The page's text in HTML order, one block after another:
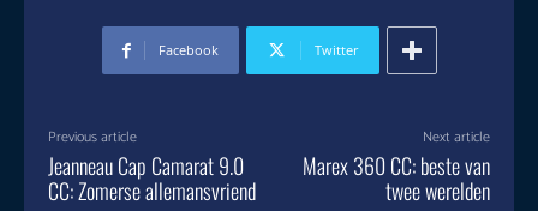
Facebook Twitter
Previous article
Jeanneau Cap Camarat 9.0
CC: Zomerse allemansvriend
Next article
Marex 360 CC: beste van
twee werelden